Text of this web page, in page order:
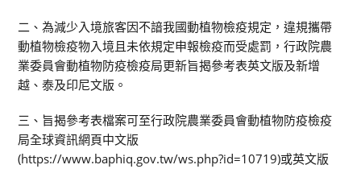
二、為減少入境旅客因不諳我國動植物檢疫規定，違規攜帶
動植物檢疫物入境且未依規定申報檢疫而受處罰，行政院農
業委員會動植物防疫檢疫局更新旨揭參考表英文版及新增
越、泰及印尼文版。
三、旨揭參考表檔案可至行政院農業委員會動植物防疫檢疫
局全球資訊網頁中文版
(https://www.baphiq.gov.tw/ws.php?id=10719)或英文版